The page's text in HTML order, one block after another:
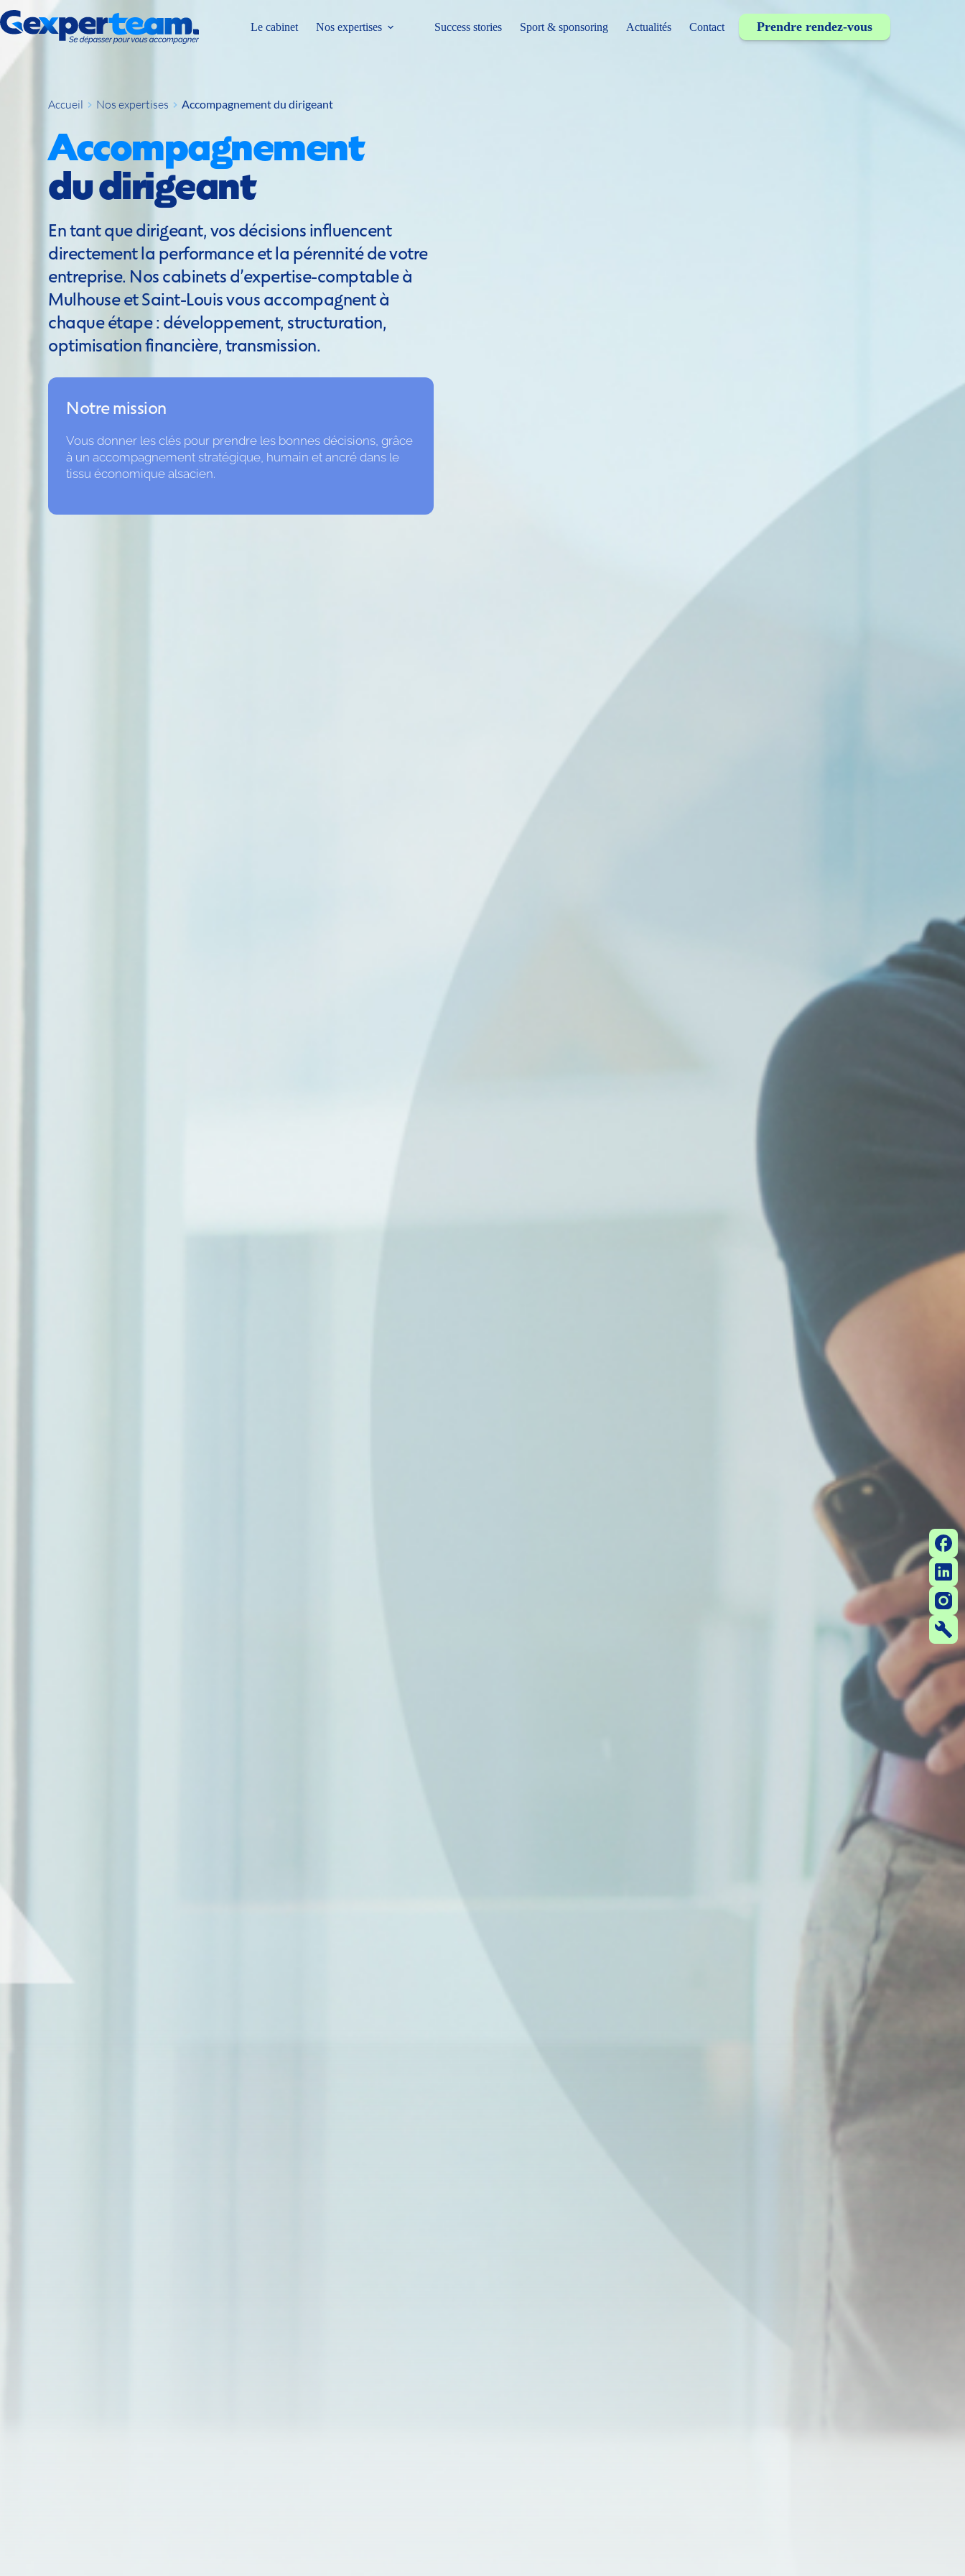
au
contenu
Prendre rendez-vous
Le cabinet Nos expertises Success stories Sport & sponsoring Actualités Contact
Accueil Nos expertises Accompagnement du dirigeant
Accompagnement
du dirigeant
En tant que dirigeant, vos décisions influencent
directement la performance et la pérennité de votre
entreprise. Nos cabinets d’expertise-comptable à
Mulhouse et Saint-Louis vous accompagnent à
chaque étape : développement, structuration,
optimisation financière, transmission.
Notre mission
Vous donner les clés pour prendre les bonnes décisions, grâce
à un accompagnement stratégique, humain et ancré dans le
tissu économique alsacien.